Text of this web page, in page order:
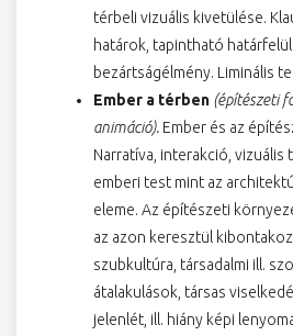
térbeli vizuális kivetülése.
határok, tapintható
bezártságélmény. Liminális
Ember a térben (építészeti
animáció). Ember és az
Narratíva, interakció,
emberi test mint az
eleme. Az építészeti
az azon keresztül
szubkultúra, társadalmi ill.
átalakulások, társas
jelenlét, ill. hiány képi